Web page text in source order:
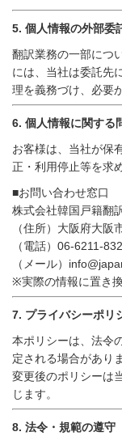
5. 個人情報の外部委
翻訳業務の一部につ
には、当社は委託先
理を義務づけ、必要
6. 個人情報に関する
お客様は、当社が保
正・利用停止等を求
■お問い合わせ窓口
株式会社韓国戸籍翻
（住所）大阪府大阪
（電話） 06-6211-
（メール）
※実際の情報に置き
7. プライバシーポリ
本ポリシーは、法令
定される場合があり
変更後のポリシーは
じます。
8. 法令・規範の遵守